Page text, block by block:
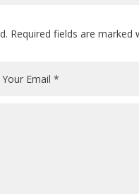
Required fields are marked